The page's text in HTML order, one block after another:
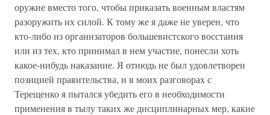
оружие вместо того, чтобы приказать военным властям
разоружить их силой. К тому же я даже не уверен, что
кто-либо из организаторов большевистского восстания
или из тех, кто принимал в нем участие, понесли хоть
какое-нибудь наказание. Я отнюдь не был удовлетворен
позицией правительства, и в моих разговорах с
Терещенко я пытался убедить его в необходимости
применения в тылу таких же дисциплинарных мер, какие